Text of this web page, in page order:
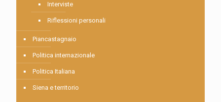
Interviste
Riflessioni personali
Piancastagnaio
Politica internazionale
Politica Italiana
Siena e territorio